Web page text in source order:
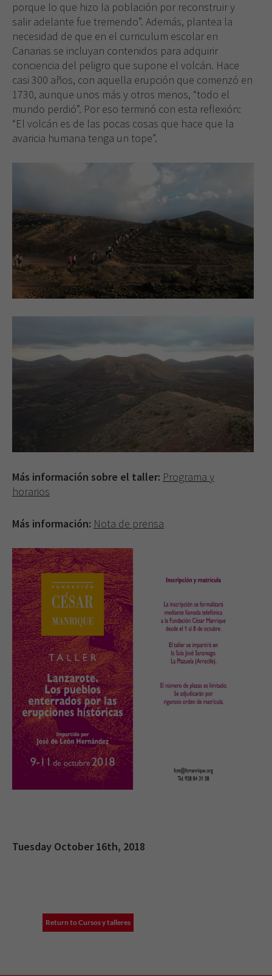
porque lo que hizo la población por reconstruir y
salir adelante fue tremendo”. Además, plantea la
necesidad de que en el curriculum escolar en
Canarias se incluyan contenidos para adquirir
conciencia del peligro que supone el volcán. Hace
casi 300 años, con aquella erupción que comenzó en
1730, aunque unos más y otros menos, “todo el
mundo perdió”. Por eso terminó con esta reflexión:
“El volcán es de las pocas cosas que hace que la
avaricia humana tenga un tope”.
Más información sobre el taller: Programa y
horarios
Más información: Nota de prensa
Tuesday October 16th, 2018
Return to Cursos y talleres
Experiencia
Para que
nuestra web
funcione lo
mejor posible
durante tu
visita. Si
rechaza estas
cookies,
funcionalidades